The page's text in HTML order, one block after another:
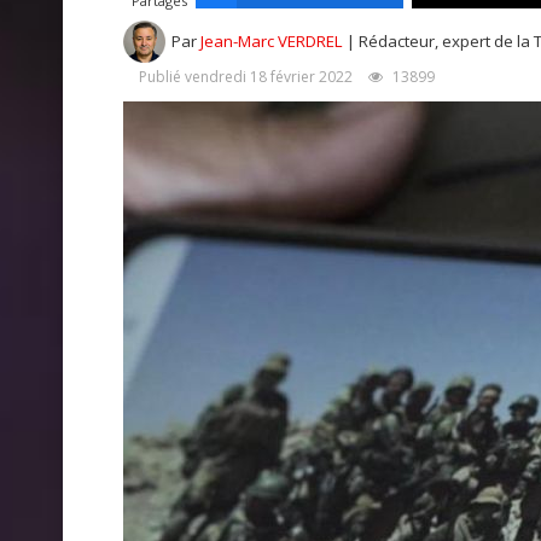
ParJean-Marc VERDREL | Rédacteur, expert de la
Publié vendredi 18 février 2022 13899